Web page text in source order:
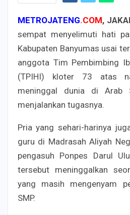
METROJATENG.COM,
sempat menyelimuti hati
Kabupaten Banyumas usai
anggota Tim Pembimbing
(TPIHI) kloter 73 atas
meninggal dunia di Arab
menjalankan tugasnya.
Pria yang sehari-harinya
guru di Madrasah Aliyah
pengasuh Ponpes Darul
tersebut meninggalkan
yang masih mengenyam
SMP.